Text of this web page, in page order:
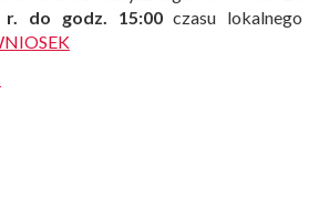
r. do godz. 15:00czasu lokalnego